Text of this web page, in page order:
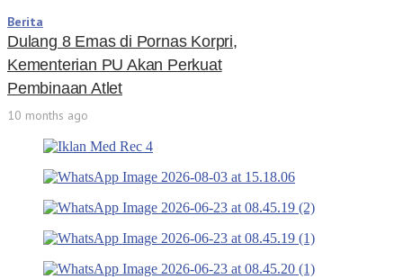
Berita
Dulang 8 Emas di Pornas Korpri,
Kementerian PU Akan Perkuat
Pembinaan Atlet
10 months ago